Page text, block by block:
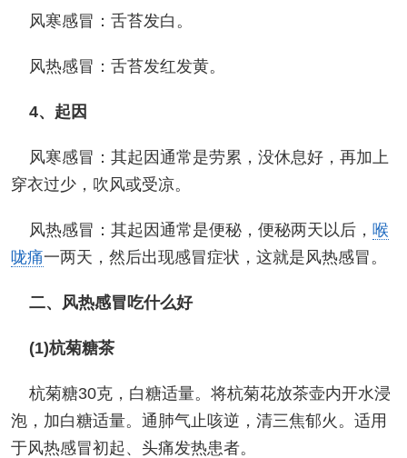
风寒感冒：舌苔发白。
风热感冒：舌苔发红发黄。
4、起因
风寒感冒：其起因通常是劳累，没休息好，再加上
穿衣过少，吹风或受凉。
风热感冒：其起因通常是便秘，便秘两天以后， 喉
咙痛一两天，然后出现感冒症状，这就是风热感冒。
二、风热感冒吃什么好
(1)杭菊糖茶
杭菊糖30克，白糖适量。将杭菊花放茶壶内开水浸
泡，加白糖适量。通肺气止咳逆，清三焦郁火。适用
于风热感冒初起、头痛发热患者。